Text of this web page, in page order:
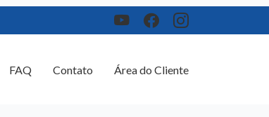
Área do Cliente